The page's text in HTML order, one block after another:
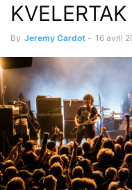
By Jeremy Cardot - 16 avril